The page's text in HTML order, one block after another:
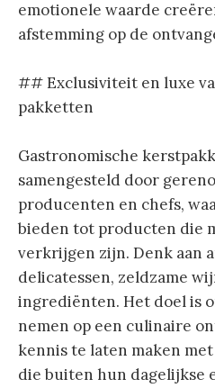
emotionele waarde
afstemming op de
## Exclusiviteit en luxe
pakketten
Gastronomische
samengesteld door
producenten en chefs,
bieden tot producten die
verkrijgen zijn. Denk aan
delicatessen, zeldzame
ingrediënten. Het doel is
nemen op een culinaire
kennis te laten maken
die buiten hun dagelijkse